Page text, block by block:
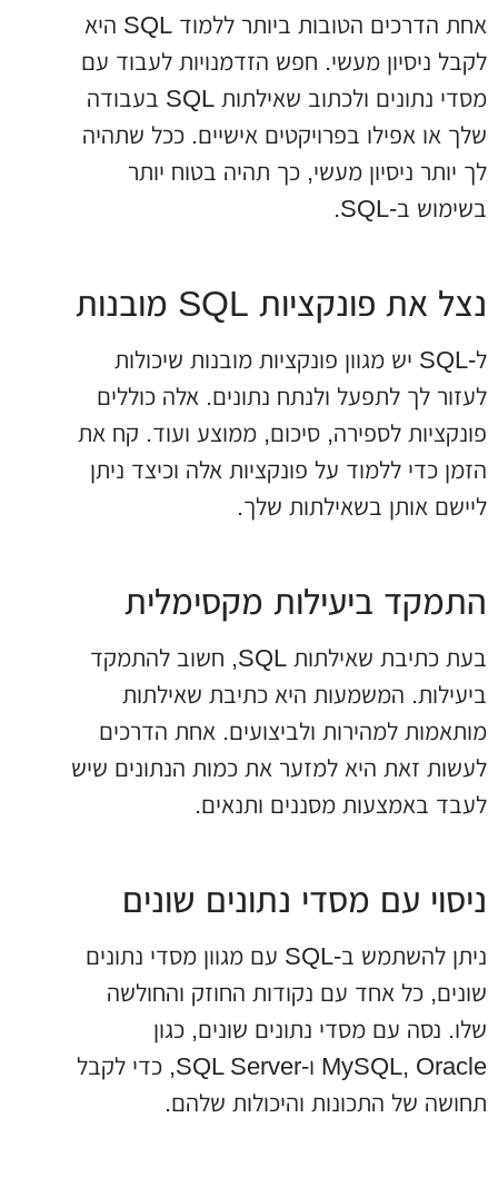
אחת הדרכים הטובות ביותר ללמוד SQL היא
לקבל ניסיון מעשי. חפש הזדמנויות לעבוד עם
מסדי נתונים ולכתוב שאילתות SQL בעבודה
שלך או אפילו בפרויקטים אישיים. ככל שתהיה
לך יותר ניסיון מעשי, כך תהיה בטוח יותר
בשימוש ב-SQL.
נצל את פונקציות SQL מובנות
ל-SQL יש מגוון פונקציות מובנות שיכולות
לעזור לך לתפעל ולנתח נתונים. אלה כוללים
פונקציות לספירה, סיכום, ממוצע ועוד. קח את
הזמן כדי ללמוד על פונקציות אלה וכיצד ניתן
ליישם אותן בשאילתות שלך.
התמקד ביעילות מקסימלית
בעת כתיבת שאילתות SQL, חשוב להתמקד
ביעילות. המשמעות היא כתיבת שאילתות
מותאמות למהירות ולביצועים. אחת הדרכים
לעשות זאת היא למזער את כמות הנתונים שיש
לעבד באמצעות מסננים ותנאים.
ניסוי עם מסדי נתונים שונים
ניתן להשתמש ב-SQL עם מגוון מסדי נתונים
שונים, כל אחד עם נקודות החוזק והחולשה
שלו. נסה עם מסדי נתונים שונים, כגון
MySQL, Oracle ו-SQL Server, כדי לקבל
תחושה של התכונות והיכולות שלהם.